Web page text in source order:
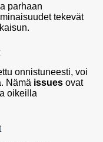
parhaan
tekevät
onnistuneesti, voi
Nämä issues ovat
oikeilla